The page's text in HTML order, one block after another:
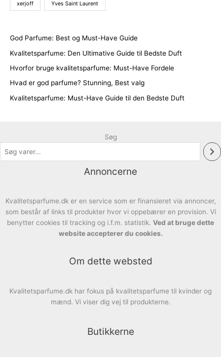
xerjoff Yves Saint Laurent
God Parfume: Best og Must-Have Guide
Kvalitetsparfume: Den Ultimative Guide til Bedste Duft
Hvorfor bruge kvalitetsparfume: Must-Have Fordele
Hvad er god parfume? Stunning, Best valg
Kvalitetsparfume: Must-Have Guide til den Bedste Duft
Søg
Annoncerne
Kvalitetsparfume.dk er en service som er finansieret via annoncer,
som består af links til produkter hvor vi oppebærer en provision. Vi
benytter cookies til tracking og i.f.m. statistik. Ved at bruge dette
website accepterer du cookies.
Om dette websted
Kvalitetsparfume.dk har fokus på kvalitetsparfume til kvinder og
mænd. Vi viser dig vej til produkterne.
Butikkerne